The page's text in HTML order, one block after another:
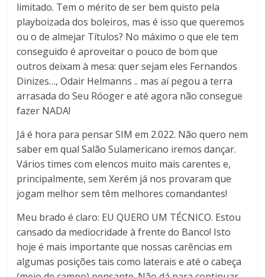
limitado. Tem o mérito de ser bem quisto pela
playboizada dos boleiros, mas é isso que queremos
ou o de almejar Títulos? No máximo o que ele tem
conseguido é aproveitar o pouco de bom que
outros deixam à mesa: quer sejam eles Fernandos
Dinizes…, Odair Helmanns .. mas aí pegou a terra
arrasada do Seu Róoger e até agora não consegue
fazer NADA!
Já é hora para pensar SIM em 2.022. Não quero nem
saber em qual Salão Sulamericano iremos dançar.
Vários times com elencos muito mais carentes e,
principalmente, sem Xerém já nos provaram que
jogam melhor sem têm melhores comandantes!
Meu brado é claro: EU QUERO UM TÉCNICO. Estou
cansado da mediocridade à frente do Banco! Isto
hoje é mais importante que nossas carências em
algumas posições tais como laterais e até o cabeça